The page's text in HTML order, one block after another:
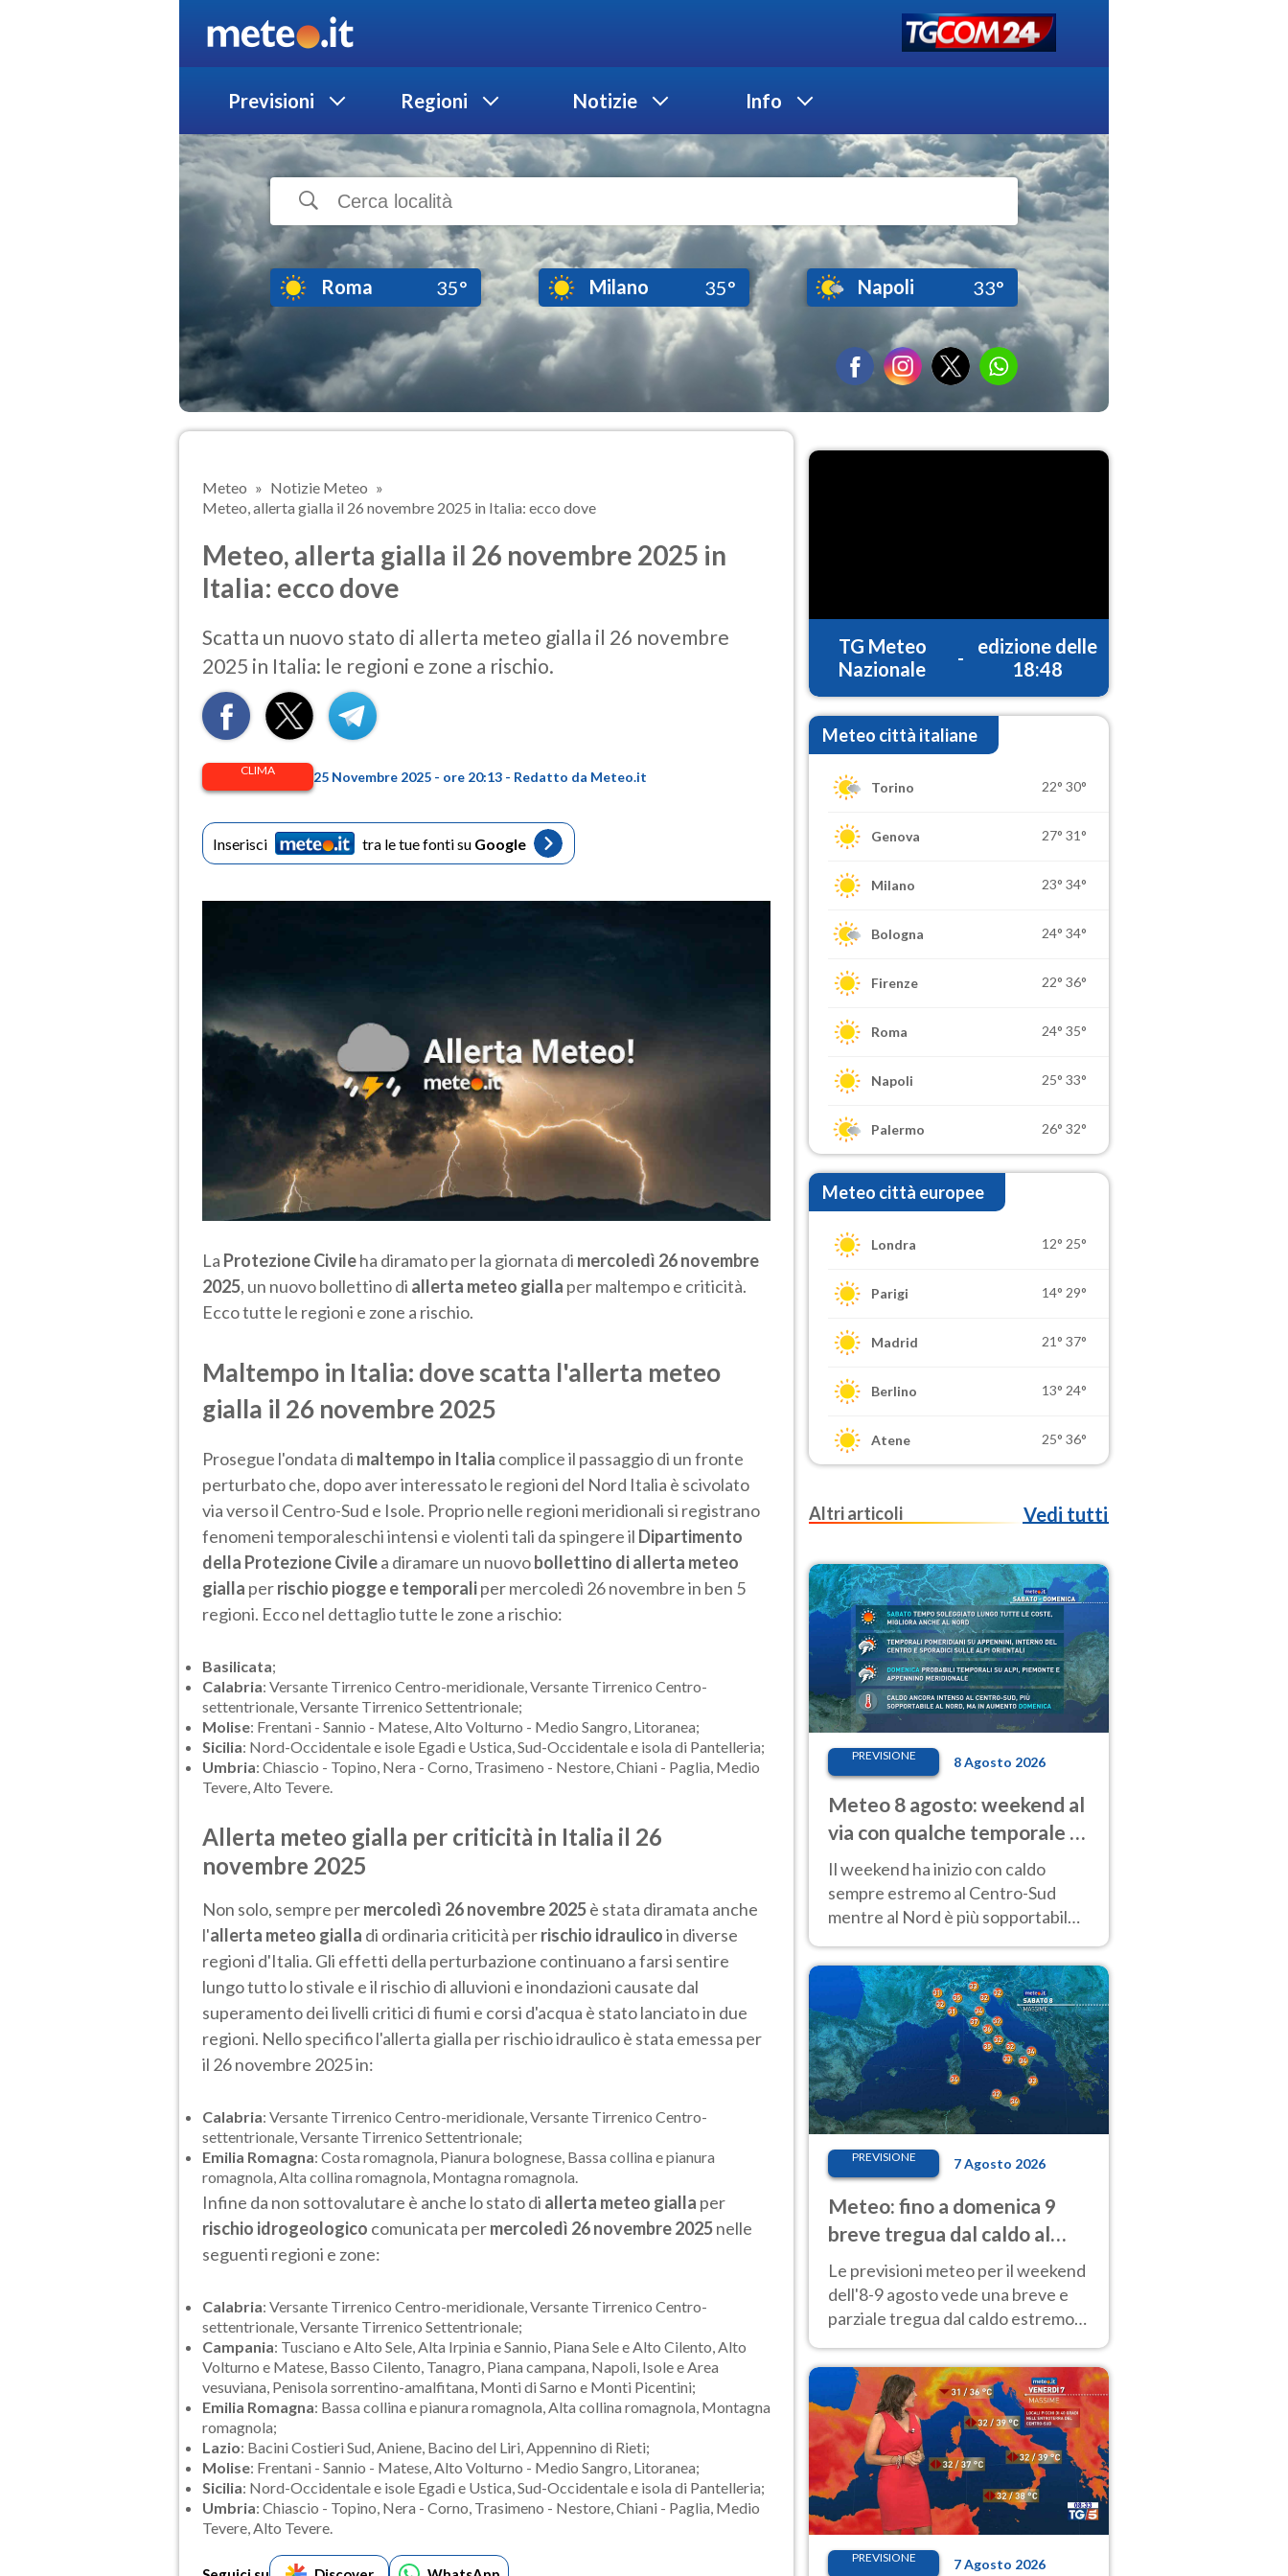
Previsioni Regioni Notizie Info
Roma 35° Milano 35° Napoli 33°
Meteo
Notizie Meteo
Meteo, allerta gialla il 26 novembre 2025 in Italia: ecco dove
Meteo, allerta gialla il 26 novembre 2025 in
Italia: ecco dove
Scatta un nuovo stato di allerta meteo gialla il 26 novembre
2025 in Italia: le regioni e zone a rischio.
CLIMA 25 Novembre 2025 - ore 20:13 - Redatto da Meteo.it
Inserisci tra le tue fonti su Google
La Protezione Civileha diramato per la giornata di mercoledì 26 novembre
2025, un nuovo bollettino di allerta meteo gialla per maltempo e criticità.
Ecco tutte le regioni e zone a rischio.
Maltempo in Italia: dove scatta l'allerta meteo
gialla il 26 novembre 2025
Prosegue l'ondata di maltempo in Italia complice il passaggio di un fronte
perturbato che, dopo aver interessato le regioni del Nord Italia è scivolato
via verso il Centro-Sud e Isole. Proprio nelle regioni meridionali si registrano
fenomeni temporaleschi intensi e violenti tali da spingere il Dipartimento
della Protezione Civilea diramare un nuovobollettino di allerta meteo
gialla perrischio piogge e temporaliper mercoledì 26 novembre in ben 5
regioni. Ecco nel dettaglio tutte le zone a rischio:
Basilicata;
Calabria: Versante Tirrenico Centro-meridionale, Versante Tirrenico Centro-
settentrionale, Versante Tirrenico Settentrionale;
Molise: Frentani - Sannio - Matese, Alto Volturno - Medio Sangro, Litoranea;
Sicilia: Nord-Occidentale e isole Egadi e Ustica, Sud-Occidentale e isola di Pantelleria;
Umbria: Chiascio - Topino, Nera - Corno, Trasimeno - Nestore, Chiani - Paglia, Medio
Tevere, Alto Tevere.
Allerta meteo gialla per criticità in Italia il 26
novembre 2025
Non solo, sempre permercoledì 26 novembre 2025è stata diramata anche
l'allerta meteo gialla di ordinaria criticità perrischio idraulicoin diverse
regioni d'Italia. Gli effetti della perturbazione continuano a farsi sentire
lungo tutto lo stivale e il rischio di alluvioni e inondazioni causate dal
superamento dei livelli critici di fiumi e corsi d'acqua è stato lanciato in due
regioni. Nello specifico l'allerta gialla per rischio idraulico è stata emessa per
il 26 novembre 2025 in:
Calabria: Versante Tirrenico Centro-meridionale, Versante Tirrenico Centro-
settentrionale, Versante Tirrenico Settentrionale;
Emilia Romagna: Costa romagnola, Pianura bolognese, Bassa collina e pianura
romagnola, Alta collina romagnola, Montagna romagnola.
Infine da non sottovalutare è anche lo stato di allerta meteo gialla per
rischio idrogeologico comunicata permercoledì 26 novembre 2025nelle
seguenti regioni e zone:
Calabria: Versante Tirrenico Centro-meridionale, Versante Tirrenico Centro-
settentrionale, Versante Tirrenico Settentrionale;
Campania: Tusciano e Alto Sele, Alta Irpinia e Sannio, Piana Sele e Alto Cilento, Alto
Volturno e Matese, Basso Cilento, Tanagro, Piana campana, Napoli, Isole e Area
vesuviana, Penisola sorrentino-amalfitana, Monti di Sarno e Monti Picentini;
Emilia Romagna: Bassa collina e pianura romagnola, Alta collina romagnola, Montagna
romagnola;
Lazio: Bacini Costieri Sud, Aniene, Bacino del Liri, Appennino di Rieti;
Molise: Frentani - Sannio - Matese, Alto Volturno - Medio Sangro, Litoranea;
Sicilia: Nord-Occidentale e isole Egadi e Ustica, Sud-Occidentale e isola di Pantelleria;
Umbria: Chiascio - Topino, Nera - Corno, Trasimeno - Nestore, Chiani - Paglia, Medio
Tevere, Alto Tevere.
TG Meteo
Nazionale
-
edizione delle
18:48
Meteo città italiane
Torino 22° 30°
Genova 27° 31°
Milano 23° 34°
Bologna 24° 34°
Firenze 22° 36°
Roma 24° 35°
Napoli 25° 33°
Palermo 26° 32°
Meteo città europee
Londra 12° 25°
Parigi 14° 29°
Madrid 21° 37°
Berlino 13° 24°
Atene 25° 36°
Altri articoli Vedi tutti
PREVISIONE 8 Agosto 2026
Meteo 8 agosto: weekend al
via con qualche temporale e
caldo estremo al Centro-Sud
Il weekend ha inizio con caldo
sempre estremo al Centro-Sud
mentre al Nord è più sopportabile
calore sui rilievi.
PREVISIONE 7 Agosto 2026
Meteo: fino a domenica 9
breve tregua dal caldo al
Nord! Altrove calura e afa
Le previsioni meteo per il weekend
dell'8-9 agosto vede una breve e
parziale tregua dal caldo estremo
40 gradi.
PREVISIONE 7 Agosto 2026